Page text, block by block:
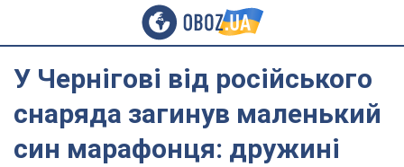
У Чернігові від російського
снаряда загинув маленький
син марафонця: дружині